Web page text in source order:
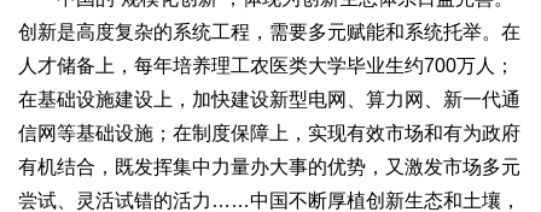
中国与世界 国际视点 国际合作 他山之石
生态
生态文明 能源资源 环境保护 地方生态 休闲旅游
视频
访谈 动态
创新是高度复杂的系统工程，需要多元赋能和系统托举。在
人才储备上，每年培养理工农医类大学毕业生约700万人；
在基础设施建设上，加快建设新型电网、算力网、新一代通
信网等基础设施；在制度保障上，实现有效市场和有为政府
有机结合，既发挥集中力量办大事的优势，又激发市场多元
尝试、灵活试错的活力……中国不断厚植创新生态和土壤，